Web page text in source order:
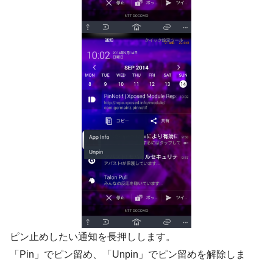
ピン止めしたい通知を長押しします。
「Pin」でピン留め、「Unpin」でピン留めを解除しま